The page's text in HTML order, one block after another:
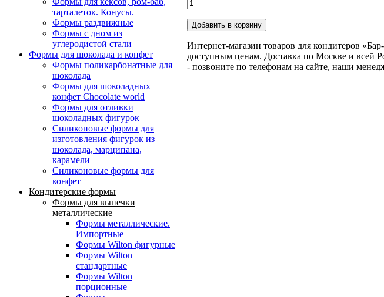
тарталеток. Конусы.
Формы раздвижные
Формы с дном из
углеродистой стали
Формы для шоколада и конфет
Формы поликарбонатные для
шоколада
Формы для шоколадных
конфет Сhocolate world
Формы для отливки
шоколадных фигурок
Силиконовые формы для
изготовления фигурок из
шоколада, марципана,
карамели
Силиконовые формы для
конфет
Кондитерские формы
Формы для выпечки
металлические
Формы металлические.
Импортные
Формы Wilton фигурные
Формы Wilton
стандартные
Формы Wilton
порционные
Интернет-магазин товаров для кондитеров
доступным ценам. Доставка по Москве и всей
- позвоните по телефонам на сайте, наши